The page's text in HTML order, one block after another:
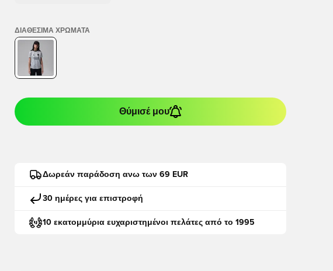
ΔΙΑΘΈΣΙΜΑ ΧΡΏΜΑΤΑ
Θύμισέ μου
Δωρεάν παράδοση ανω των 69 EUR
30 ημέρες για επιστροφή
10 εκατομμύρια ευχαριστημένοι πελάτες από το 1995